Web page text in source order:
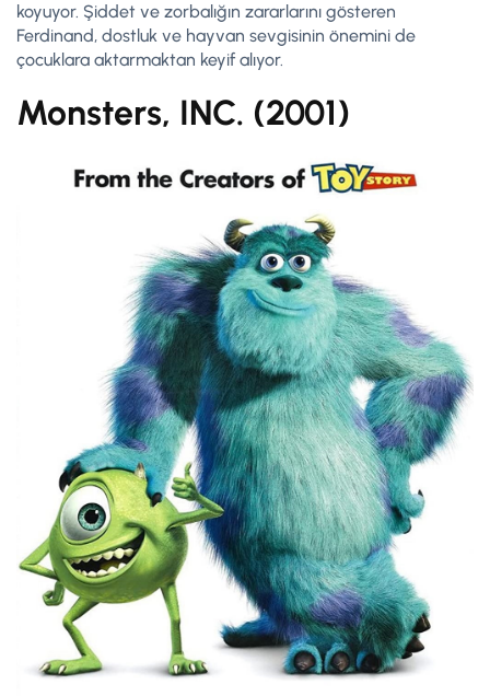
koyuyor. Şiddet ve zorbalığın zararlarını gösteren
Ferdinand, dostluk ve hayvan sevgisinin önemini de
çocuklara aktarmaktan keyif alıyor.
Monsters, INC. (2001)